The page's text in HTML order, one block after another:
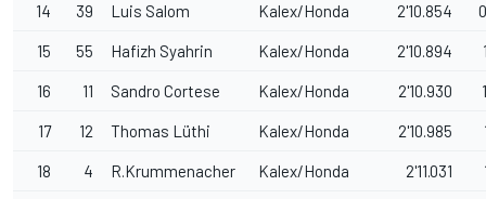
14 39 Luis Salom Kalex/Honda 2'10.854
15 55 Hafizh Syahrin Kalex/Honda 2'10.894
16 11 Sandro Cortese Kalex/Honda 2'10.930
17 12 Thomas Lüthi Kalex/Honda 2'10.985
18 4 R.Krummenacher Kalex/Honda 2'11.031